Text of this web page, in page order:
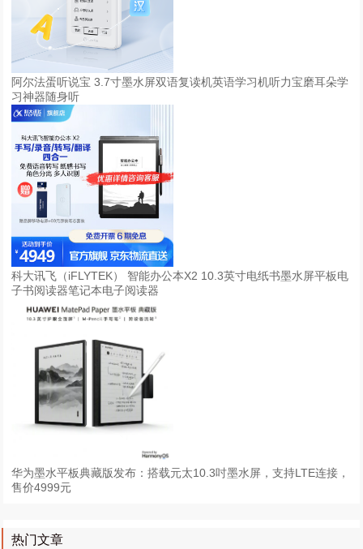
阿尔法蛋听说宝 3.7寸墨水屏双语复读机英语学习机听力宝磨耳朵学
习神器随身听
科大讯飞（iFLYTEK） 智能办公本X2 10.3英寸电纸书墨水屏平板电
子书阅读器笔记本电子阅读器
华为墨水平板典藏版发布：搭载元太10.3吋墨水屏，支持LTE连接，
售价4999元
热门文章